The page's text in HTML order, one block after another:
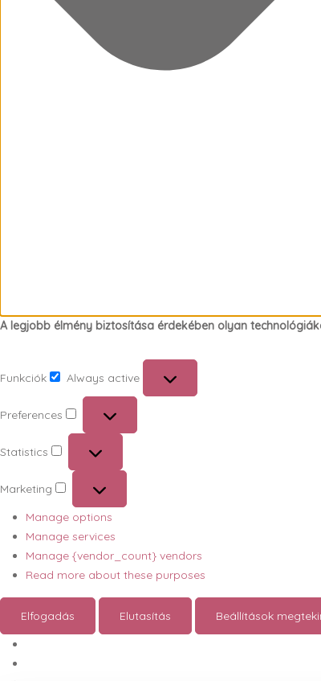
A legjobb élmény biztosítása érdekében olyan
Funkciók
Always active
Preferences
Preferences
Statistics
Statistics
Marketing
Marketing
Manage options
Manage services
Manage {vendor_count} vendors
Read more about these purposes
Elfogadás Elutasítás Beállítások